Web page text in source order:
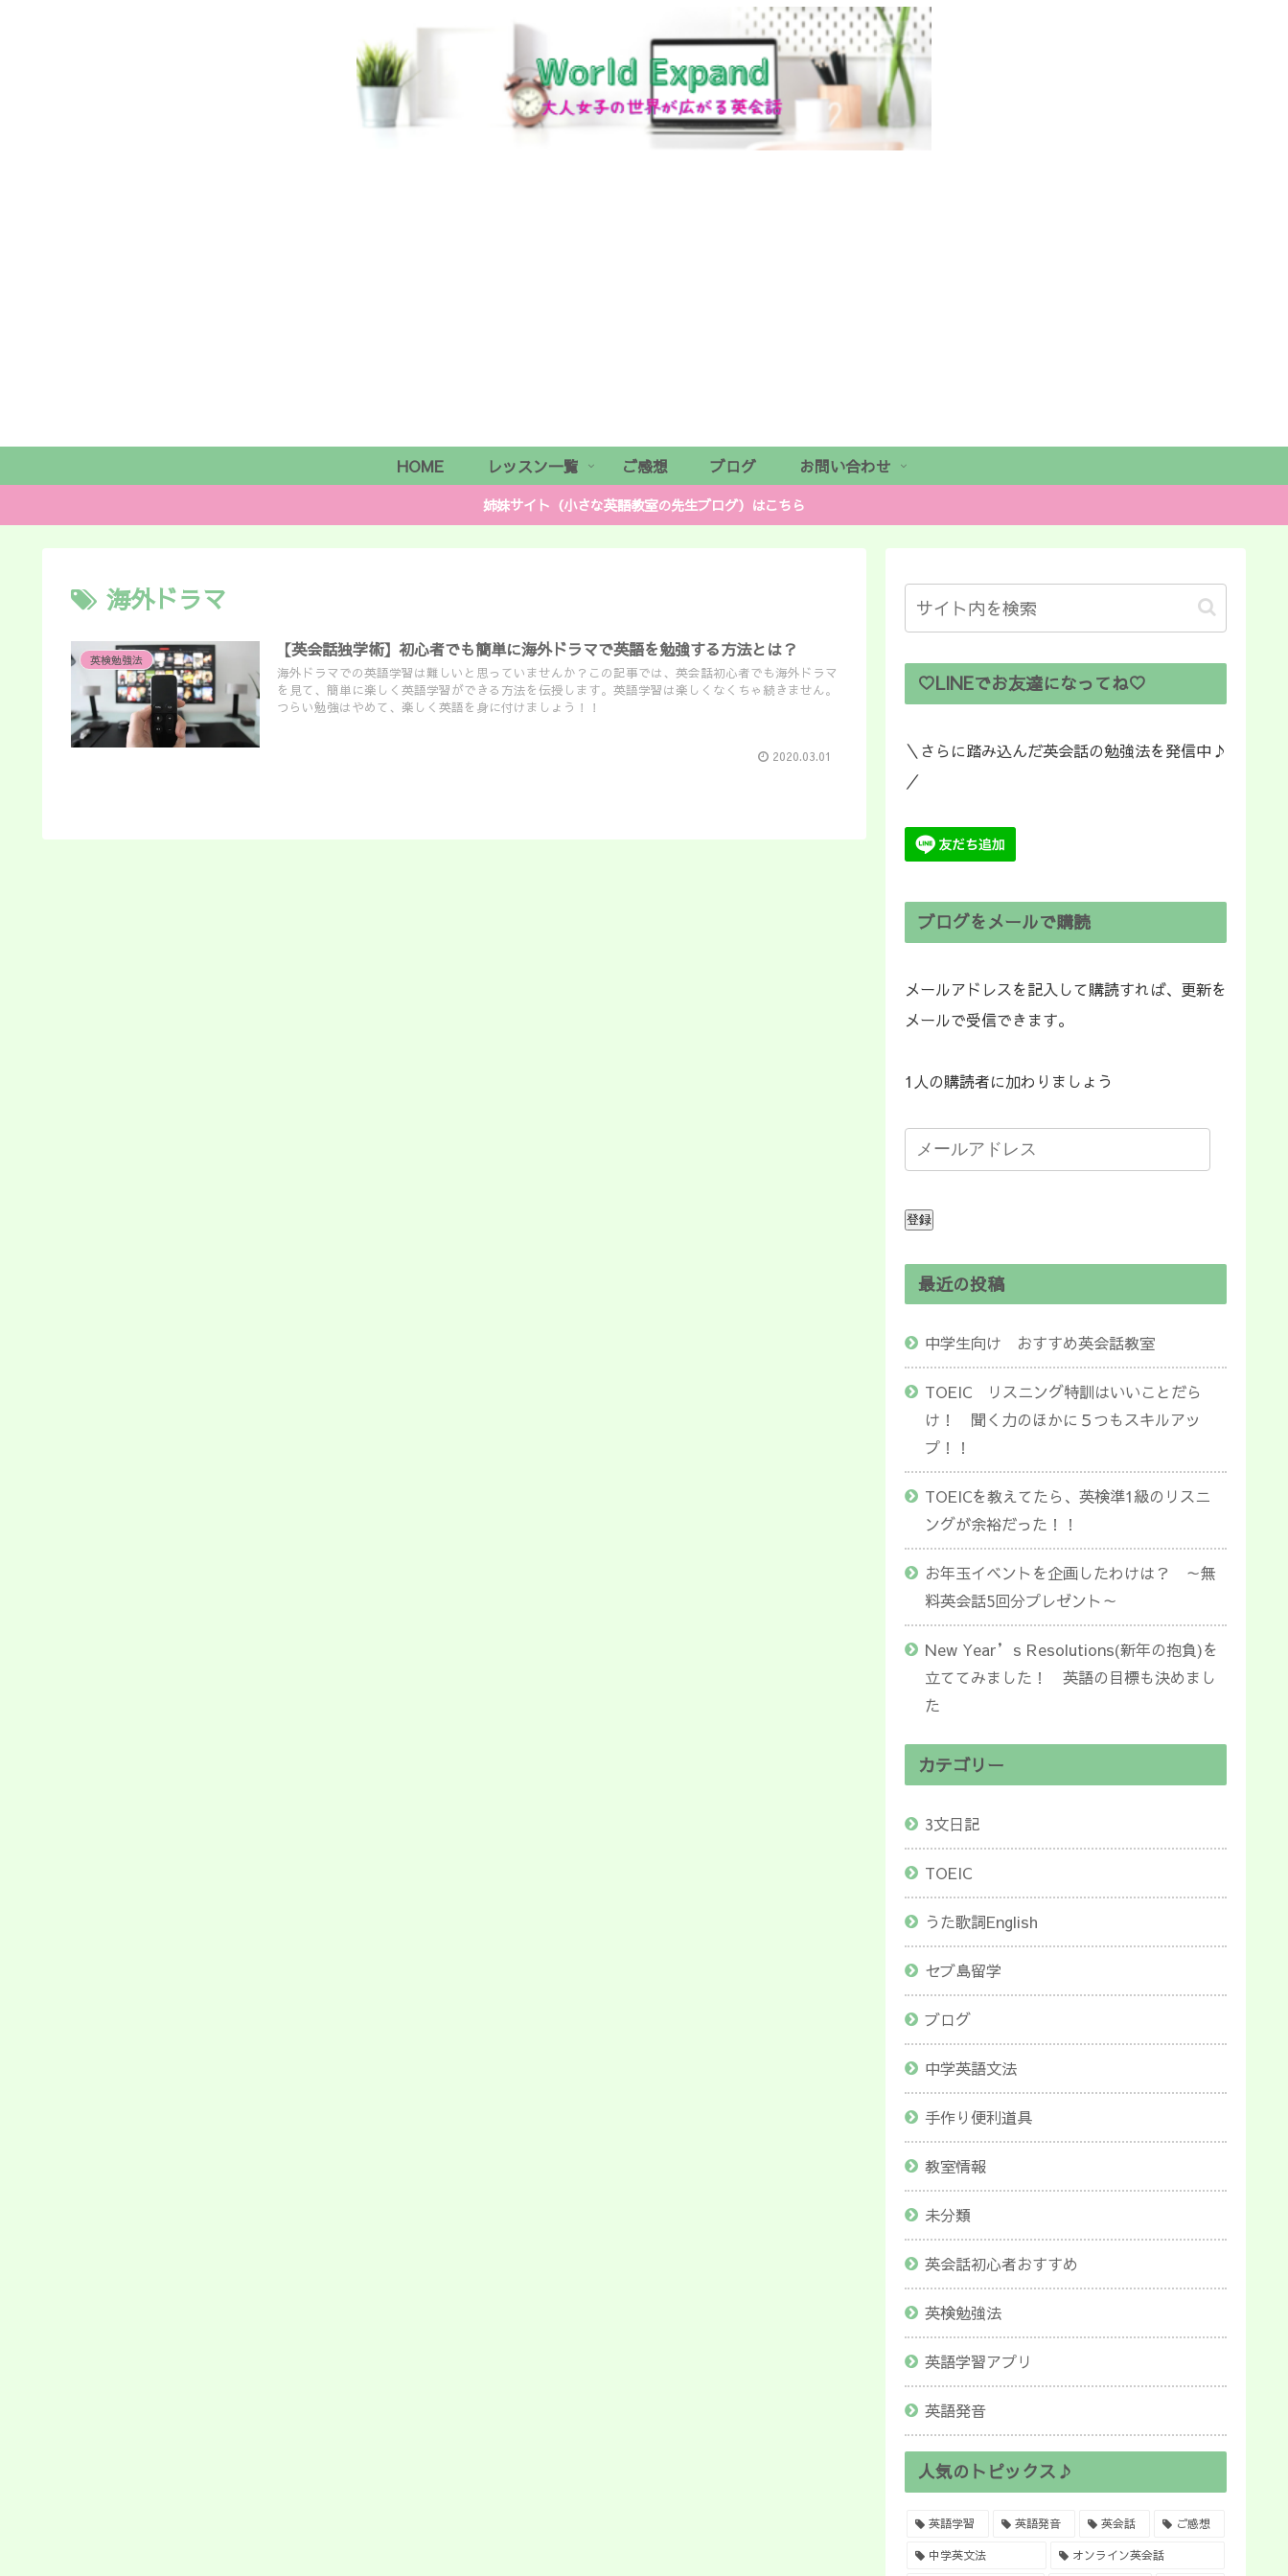
HOME レッスン一覧 ご感想 ブログ お問い合わせ
姉妹サイト（小さな英語教室の先生ブログ）はこちら
海外ドラマ
英検勉強法
【英会話独学術】初心者でも簡単に海外ドラマで英語を勉強する方法とは？
海外ドラマでの英語学習は難しいと思っていませんか？この記事では、英会話初心者でも海外ドラマ
を見て、簡単に楽しく英語学習ができる方法を伝授します。英語学習は楽しくなくちゃ続きません。
つらい勉強はやめて、楽しく英語を身に付けましょう！！
2020.03.01
♡LINEでお友達になってね♡
＼さらに踏み込んだ英会話の勉強法を発信中♪
／
ブログをメールで購読
メールアドレスを記入して購読すれば、更新を
メールで受信できます。
1人の購読者に加わりましょう
登録
最近の投稿
中学生向け おすすめ英会話教室
TOEIC リスニング特訓はいいことだら
け！ 聞く力のほかに５つもスキルアッ
プ！！
TOEICを教えてたら、英検準1級のリスニ
ングが余裕だった！！
お年玉イベントを企画したわけは？ ～無
料英会話5回分プレゼント～
New Year’s Resolutions(新年の抱負)を
立ててみました！ 英語の目標も決めまし
た
カテゴリー
3文日記
TOEIC
うた歌詞English
セブ島留学
ブログ
中学英語文法
手作り便利道具
教室情報
未分類
英会話初心者おすすめ
英検勉強法
英語学習アプリ
英語発音
人気のトピックス♪
英語学習 英語発音 英会話 ご感想
中学英文法 オンライン英会話